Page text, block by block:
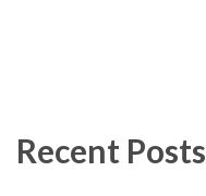
Recent Posts